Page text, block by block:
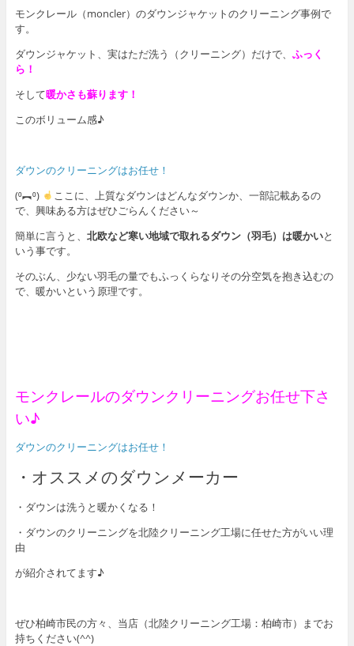
モンクレール（moncler）のダウンジャケットのクリーニング事例で
す。
ダウンジャケット、実はただ洗う（クリーニング）だけで、 ふっく
ら！
そして暖かさも蘇ります！
このボリューム感♪
ダウンのクリーニングはお任せ！
(⁰︻⁰)
ここに、上質なダウンはどんなダウンか、一部記載あるの
で、興味ある方はぜひごらんください～
簡単に言うと、 北欧など寒い地域で取れるダウン（羽毛）は暖かいと
いう事です。
そのぶん、少ない羽毛の量でもふっくらなりその分空気を抱き込むの
で、暖かいという原理です。
モンクレールのダウンクリーニングお任せ下さ
い♪
ダウンのクリーニングはお任せ！
・オススメのダウンメーカー
・ダウンは洗うと暖かくなる！
・ダウンのクリーニングを北陸クリーニング工場に任せた方がいい理
由
が紹介されてます♪
ぜひ柏崎市民の方々、当店（北陸クリーニング工場：柏崎市）までお
持ちください(^^)